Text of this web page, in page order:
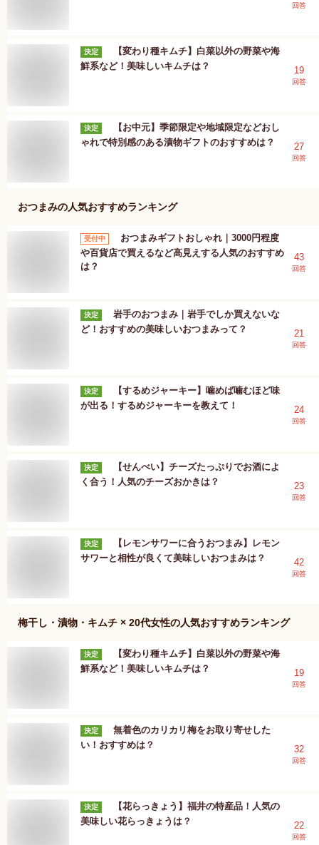
回答
決定
【変わり種キムチ】白菜以外の野菜や海
鮮系など！美味しいキムチは？
19
回答
決定
【お中元】季節限定や地域限定などおし
ゃれで特別感のある漬物ギフトのおすすめは？
27
回答
おつまみの人気おすすめランキング
受付中
おつまみギフトおしゃれ｜3000円程度
や百貨店で買えるなど高見えする人気のおすすめ
は？
43
回答
決定
岩手のおつまみ｜岩手でしか買えないな
ど！おすすめの美味しいおつまみって？
21
回答
決定
【するめジャーキー】噛めば噛むほど味
が出る！するめジャーキーを教えて！
24
回答
決定
【せんべい】チーズたっぷりでお酒によ
く合う！人気のチーズおかきは？
23
回答
決定
【レモンサワーに合うおつまみ】レモン
サワーと相性が良くて美味しいおつまみは？
42
回答
梅干し・漬物・キムチ × 20代女性の人気おすすめランキング
決定
【変わり種キムチ】白菜以外の野菜や海
鮮系など！美味しいキムチは？
19
回答
決定
無着色のカリカリ梅をお取り寄せした
い！おすすめは？
32
回答
決定
【花らっきょう】福井の特産品！人気の
美味しい花らっきょうは？
22
回答